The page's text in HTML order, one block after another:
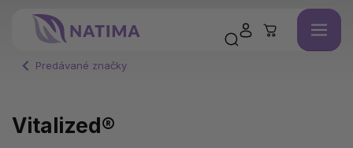
Predávané značky
Vitalized®